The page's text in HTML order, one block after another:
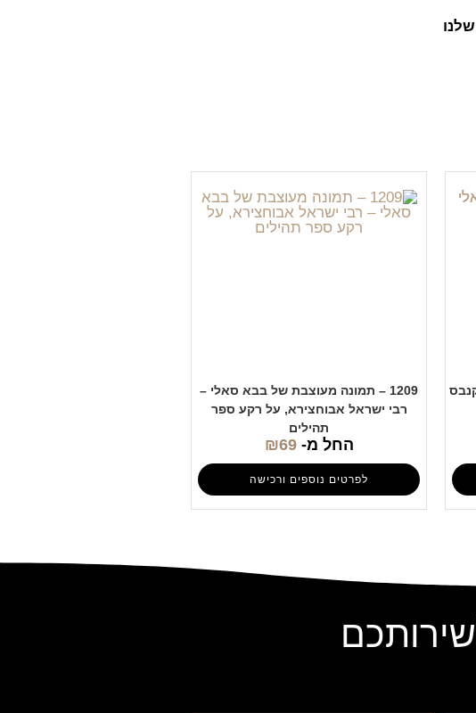
1209 – תמונה מעוצבת של בבא סאלי –
רבי ישראל אבוחצירא, על רקע ספר
תהילים
החל מ- ₪69
לפרטים נוספים ורכישה